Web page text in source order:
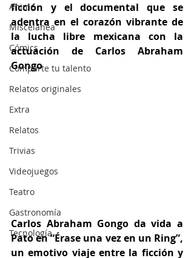
Anime
Miscelánea
Cómics
Comparte tu talento
Relatos originales
Extra
Relatos
Trivias
Videojuegos
Teatro
Gastronomía
Tecnología
ficción y el documental que se
adentra en el corazón vibrante de
la lucha libre mexicana con la
actuación de Carlos Abraham
Gongo
Carlos Abraham Gongo da vida a
Pato en “Érase una vez en un Ring”,
un emotivo viaje entre la ficción y